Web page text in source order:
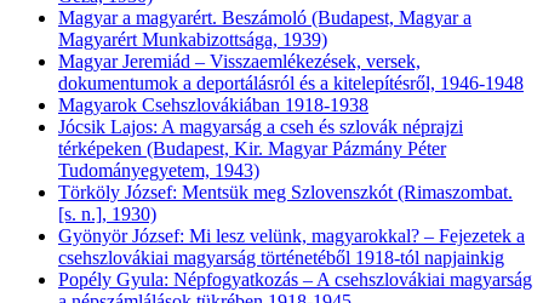
Magyar a magyarért. Beszámoló (Budapest, Magyar a
Magyarért Munkabizottsága, 1939)
Magyar Jeremiád – Visszaemlékezések, versek,
dokumentumok a deportálásról és a kitelepítésről, 1946-1948
Magyarok Csehszlovákiában 1918-1938
Jócsik Lajos: A magyarság a cseh és szlovák néprajzi
térképeken (Budapest, Kir. Magyar Pázmány Péter
Tudományegyetem, 1943)
Törköly József: Mentsük meg Szlovenszkót (Rimaszombat.
[s. n.], 1930)
Gyönyör József: Mi lesz velünk, magyarokkal? – Fejezetek a
csehszlovákiai magyarság történetéből 1918-tól napjainkig
Popély Gyula: Népfogyatkozás – A csehszlovákiai magyarság